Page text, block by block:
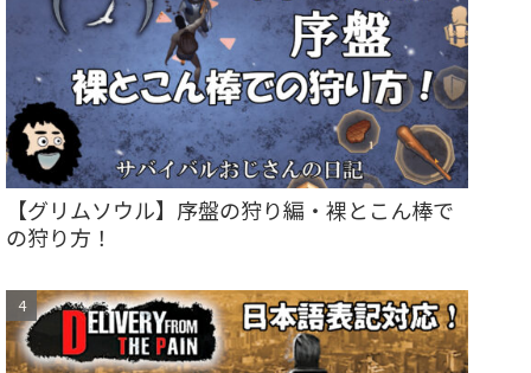
【グリムソウル】序盤の狩り編・裸とこん棒で
の狩り方！